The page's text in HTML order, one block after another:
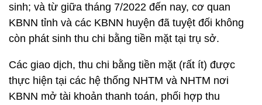
sinh; và từ giữa tháng 7/2022 đến nay, cơ quan
KBNN tỉnh và các KBNN huyện đã tuyệt đối không
còn phát sinh thu chi bằng tiền mặt tại trụ sở.
Các giao dịch, thu chi bằng tiền mặt (rất ít) được
thực hiện tại các hệ thống NHTM và NHTM nơi
KBNN mở tài khoản thanh toán, phối hợp thu